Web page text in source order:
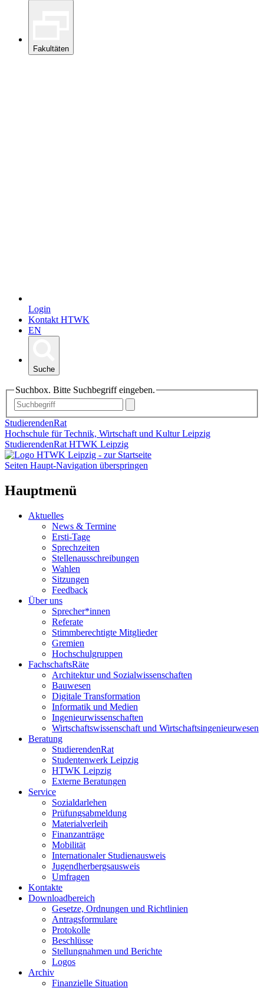
Fakultäten
Login
Kontakt HTWK
EN
Suche
Suchbox. Bitte Suchbegriff eingeben.
StudierendenRat
Hochschule für Technik, Wirtschaft und Kultur Leipzig
StudierendenRat HTWK Leipzig
Seiten Haupt-Navigation überspringen
Hauptmenü
Aktuelles
News & Termine
Ersti-Tage
Sprechzeiten
Stellenausschreibungen
Wahlen
Sitzungen
Feedback
Über uns
Sprecher*innen
Referate
Stimmberechtigte Mitglieder
Gremien
Hochschulgruppen
FachschaftsRäte
Architektur und Sozialwissenschaften
Bauwesen
Digitale Transformation
Informatik und Medien
Ingenieurwissenschaften
Wirtschaftswissenschaft und Wirtschaftsingenieurwesen
Beratung
StudierendenRat
Studentenwerk Leipzig
HTWK Leipzig
Externe Beratungen
Service
Sozialdarlehen
Prüfungsabmeldung
Materialverleih
Finanzanträge
Mobilität
Internationaler Studienausweis
Jugendherbergsausweis
Umfragen
Kontakte
Downloadbereich
Gesetze, Ordnungen und Richtlinien
Antragsformulare
Protokolle
Beschlüsse
Stellungnahmen und Berichte
Logos
Archiv
Finanzielle Situation